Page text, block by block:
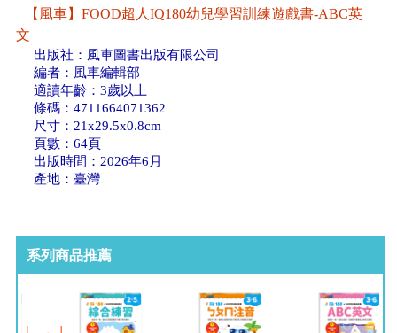
【風車】FOOD超人IQ180幼兒學習訓練遊戲書-ABC英
文
出版社：風車圖書出版有限公司
編者：風車編輯部
適讀年齡：3歲以上
條碼：4711664071362
尺寸：21x29.5x0.8cm
頁數：64頁
出版時間：2026年6月
產地：臺灣
系列商品推薦